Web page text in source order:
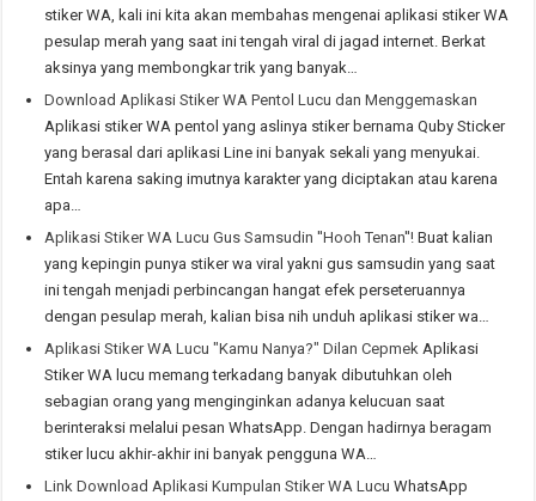
stiker WA, kali ini kita akan membahas mengenai aplikasi stiker WA
pesulap merah yang saat ini tengah viral di jagad internet. Berkat
aksinya yang membongkar trik yang banyak…
Download Aplikasi Stiker WA Pentol Lucu dan Menggemaskan
Aplikasi stiker WA pentol yang aslinya stiker bernama Quby Sticker
yang berasal dari aplikasi Line ini banyak sekali yang menyukai.
Entah karena saking imutnya karakter yang diciptakan atau karena
apa…
Aplikasi Stiker WA Lucu Gus Samsudin ''Hooh Tenan''! Buat kalian
yang kepingin punya stiker wa viral yakni gus samsudin yang saat
ini tengah menjadi perbincangan hangat efek perseteruannya
dengan pesulap merah, kalian bisa nih unduh aplikasi stiker wa…
Aplikasi Stiker WA Lucu "Kamu Nanya?" Dilan Cepmek Aplikasi
Stiker WA lucu memang terkadang banyak dibutuhkan oleh
sebagian orang yang menginginkan adanya kelucuan saat
berinteraksi melalui pesan WhatsApp. Dengan hadirnya beragam
stiker lucu akhir-akhir ini banyak pengguna WA…
Link Download Aplikasi Kumpulan Stiker WA Lucu WhatsApp